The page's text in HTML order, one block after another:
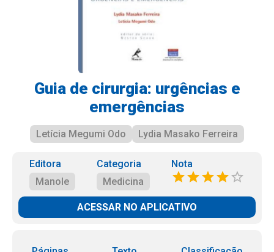
Guia de cirurgia: urgências e
emergências
Letícia Megumi Odo Lydia Masako Ferreira
Editora
Manole
Categoria
Medicina
Nota
ACESSAR NO APLICATIVO